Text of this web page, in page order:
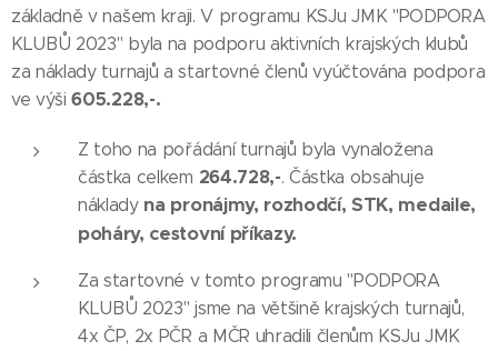
základně v našem kraji. V programu KSJu JMK "PODPORA
KLUBŮ 2023" byla na podporu aktivních krajských klubů
za náklady turnajů a startovné členů vyúčtována podpora
ve výši605.228,-.
Z toho na pořádání turnajů byla vynaložena
částka celkem 264.728,-. Částka obsahuje
náklady na pronájmy, rozhodčí, STK, medaile,
poháry, cestovní příkazy.
Za startovné v tomto programu "PODPORA
KLUBŮ 2023" jsme na většině krajských turnajů,
4x ČP, 2x PČR a MČR uhradili členům KSJu JMK